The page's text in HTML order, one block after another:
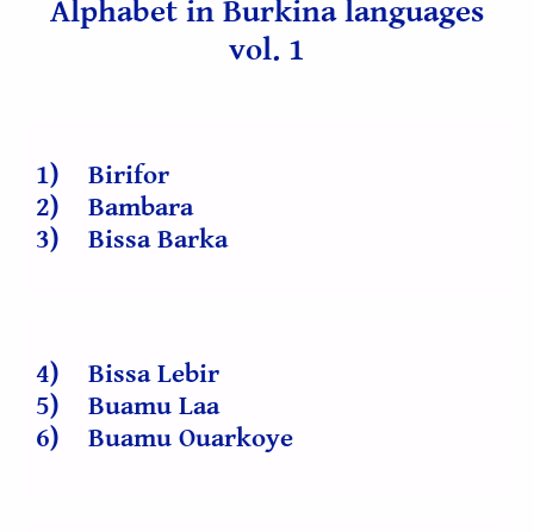
Alphabet in Burkina languages
vol. 1
1) Birifor
2) Bambara
3) Bissa Barka
4) Bissa Lebir
5) Buamu Laa
6) Buamu Ouarkoye